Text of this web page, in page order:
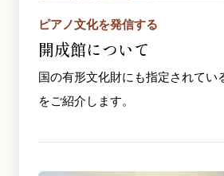
ピアノ文化を発信する
開成館について
国の有形文化財にも指定されてい
をご紹介します。